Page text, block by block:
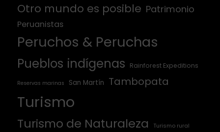
Otro mundo es posible Patrimonio
Peruanistas
Peruchos & Peruchas
Pueblos indígenas Rainforest Expeditions
Reservas marinas San Martín Tambopata
Turismo
Turismo de Naturaleza Turismo rural